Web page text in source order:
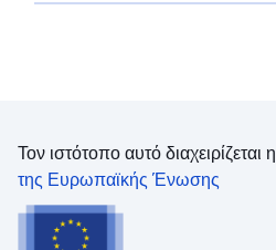
Τον ιστότοπο αυτό διαχειρίζεται η
της Ευρωπαϊκής Ένωσης